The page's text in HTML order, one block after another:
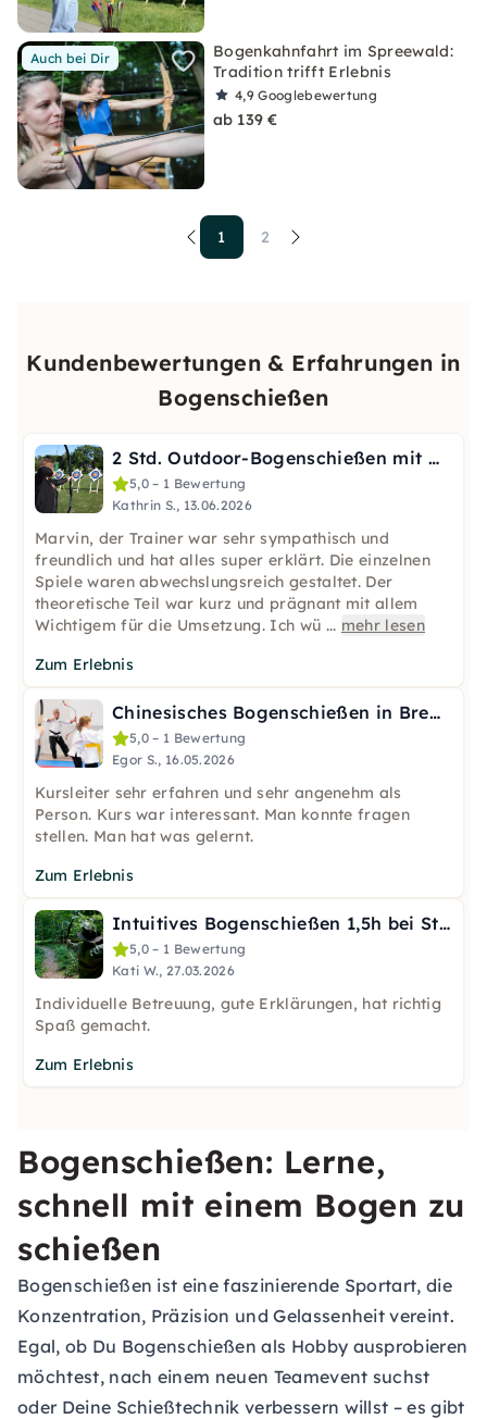
Auch bei Dir
Bogenkahnfahrt im Spreewald:
Tradition trifft Erlebnis
4,9Googlebewertung
ab 139 €
1 2
Kundenbewertungen & Erfahrungen in
Bogenschießen
2 Std. Outdoor-Bogenschießen mit Wettbewerb in Wilhelmsburg
5,0 – 1 Bewertung
Kathrin S., 13.06.2026
Marvin, der Trainer war sehr sympathisch und
freundlich und hat alles super erklärt. Die einzelnen
Spiele waren abwechslungsreich gestaltet. Der
theoretische Teil war kurz und prägnant mit allem
Wichtigem für die Umsetzung. Ich wü ... mehr lesen
Zum Erlebnis
Chinesisches Bogenschießen in Bremen
5,0 – 1 Bewertung
Egor S., 16.05.2026
Kursleiter sehr erfahren und sehr angenehm als
Person. Kurs war interessant. Man konnte fragen
stellen. Man hat was gelernt.
Zum Erlebnis
Intuitives Bogenschießen 1,5h bei Stuttgart
5,0 – 1 Bewertung
Kati W., 27.03.2026
Individuelle Betreuung, gute Erklärungen, hat richtig
Spaß gemacht.
Zum Erlebnis
Bogenschießen: Lerne,
schnell mit einem Bogen zu
schießen
Bogenschießen ist eine faszinierende Sportart, die
Konzentration, Präzision und Gelassenheit vereint.
Egal, ob Du Bogenschießen als Hobby ausprobieren
möchtest, nach einem neuen Teamevent suchst
oder Deine Schießtechnik verbessern willst – es gibt